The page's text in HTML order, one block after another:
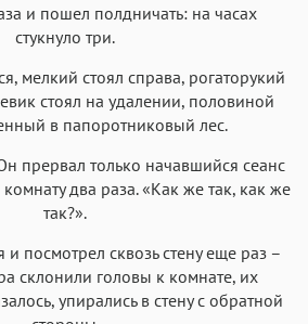
и пошел полдничать: на часах
стукнуло три.
мелкий стоял справа, рогаторукий
стоял на удалении, половиной
в папоротниковый лес.
прервал только начавшийся сеанс
два раза. «Как же так, как же
так?».
посмотрел сквозь стену еще раз –
склонили головы к комнате, их
упирались в стену с обратной